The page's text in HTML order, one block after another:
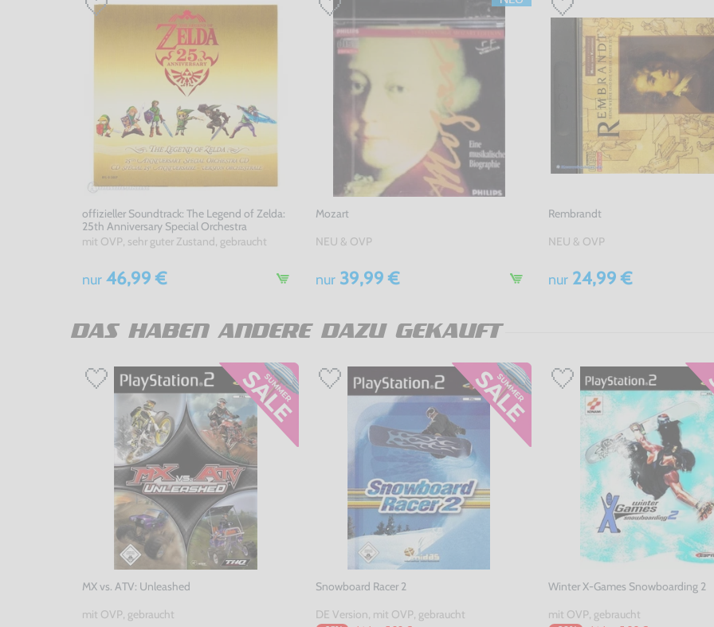
offizieller Soundtrack: The Legend of Zelda:
25th Anniversary Special Orchestra
mit OVP, sehr guter Zustand, gebraucht
nur 46,99 €
Mozart
NEU & OVP
nur39,99 €
Rembrandt
NEU & OVP
nur 24,99 €
DAS HABEN ANDERE DAZU GEKAUFT
MX vs. ATV: Unleashed
mit OVP, gebraucht
Snowboard Racer 2
DE Version, mit OVP, gebraucht
Winter X-Games Snowboarding 2
mit OVP, gebraucht